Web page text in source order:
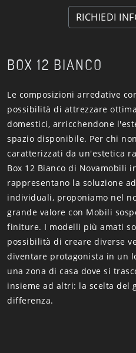
RICHIEDI
BOX 12 BIANCO
Le composizioni arredative
possibilità di attrezzare
domestici, arricchendone
spazio disponibile. Per chi
caratterizzati da un'estetica
Box 12 Bianco di Novamobili
rappresentano la soluzione
individuali, proponiamo nel
grande valore con Mobili
finiture. I modelli più amati
possibilità di creare diverse
diventare protagonista in un
una zona di casa dove si
insieme ad altri: la scelta del
differenza.